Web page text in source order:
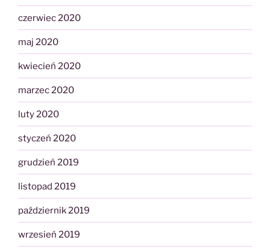
czerwiec 2020
maj 2020
kwiecień 2020
marzec 2020
luty 2020
styczeń 2020
grudzień 2019
listopad 2019
październik 2019
wrzesień 2019